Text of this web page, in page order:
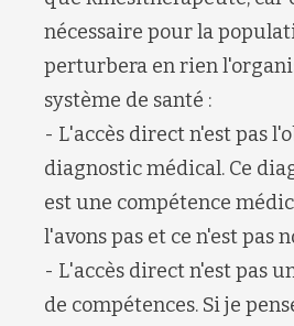
nécessaire pour la
perturbera en rien
système de santé :
- L'accès direct n'est pas
diagnostic médical. Ce
est une compétence
l'avons pas et ce n'est pas
- L'accès direct n'est pas
de compétences. Si je